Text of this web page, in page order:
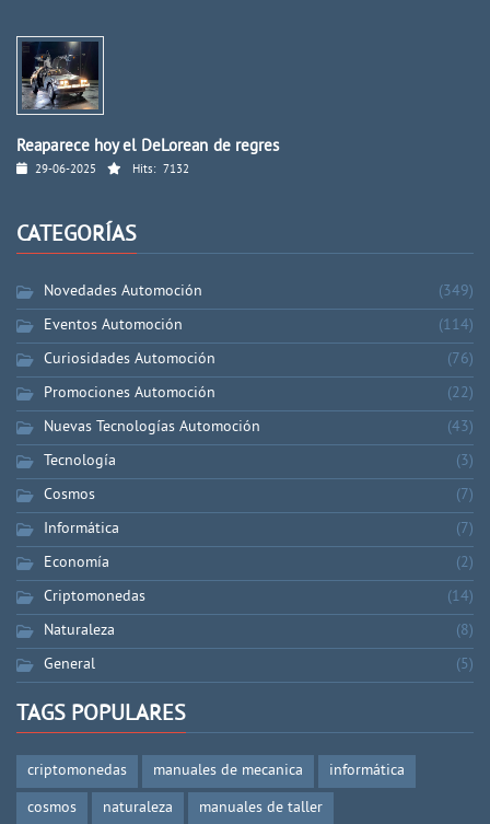
Reaparece hoy el DeLorean de regres
29-06-2025 Hits: 7132
CATEGORÍAS
Novedades Automoción
(349)
Eventos Automoción
(114)
Curiosidades Automoción
(76)
Promociones Automoción
(22)
Nuevas Tecnologías Automoción
(43)
Tecnología
(3)
Cosmos
(7)
Informática
(7)
Economía
(2)
Criptomonedas
(14)
Naturaleza
(8)
General
(5)
TAGS POPULARES
criptomonedas manuales de mecanica
informática
cosmos
naturaleza manuales de taller